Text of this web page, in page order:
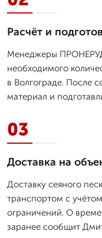
Расчёт и
Менеджеры
необходимого
в Волгограде. После
материал и
03
Доставка на
Доставку сеяного
транспортом с
ограничений. О
заранее сообщит